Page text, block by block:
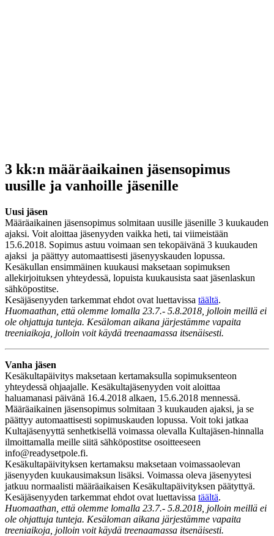
3 kk:n määräaikainen jäsensopimus
uusille ja vanhoille jäsenille
Uusi jäsen
Määräaikainen jäsensopimus solmitaan uusille jäsenille 3 kuukauden
ajaksi. Voit aloittaa jäsenyyden vaikka heti, tai viimeistään
15.6.2018. Sopimus astuu voimaan sen tekopäivänä 3 kuukauden
ajaksi ja päättyy automaattisesti jäsenyyskauden lopussa.
Kesäkullan ensimmäinen kuukausi maksetaan sopimuksen
allekirjoituksen yhteydessä, lopuista kuukausista saat jäsenlaskun
sähköpostitse.
Kesäjäsenyyden tarkemmat ehdot ovat luettavissa täältä.
Huomaathan, että olemme lomalla 23.7.- 5.8.2018, jolloin meillä ei
ole ohjattuja tunteja. Kesäloman aikana järjestämme vapaita
treeniaikoja, jolloin voit käydä treenaamassa itsenäisesti.
Vanha jäsen
Kesäkultapäivitys maksetaan kertamaksulla sopimuksenteon
yhteydessä ohjaajalle. Kesäkultajäsenyyden voit aloittaa
haluamanasi päivänä 16.4.2018 alkaen, 15.6.2018 mennessä.
Määräaikainen jäsensopimus solmitaan 3 kuukauden ajaksi, ja se
päättyy automaattisesti sopimuskauden lopussa. Voit toki jatkaa
Kultajäsenyyttä senhetkisellä voimassa olevalla Kultajäsen-hinnalla
ilmoittamalla meille siitä sähköpostitse osoitteeseen
info@readysetpole.fi.
Kesäkultapäivityksen kertamaksu maksetaan voimassaolevan
jäsenyyden kuukausimaksun lisäksi. Voimassa oleva jäsenyytesi
jatkuu normaalisti määräaikaisen Kesäkultapäivityksen päätyttyä.
Kesäjäsenyyden tarkemmat ehdot ovat luettavissa täältä.
Huomaathan, että olemme lomalla 23.7.- 5.8.2018, jolloin meillä ei
ole ohjattuja tunteja. Kesäloman aikana järjestämme vapaita
treeniaikoja, jolloin voit käydä treenaamassa itsenäisesti.